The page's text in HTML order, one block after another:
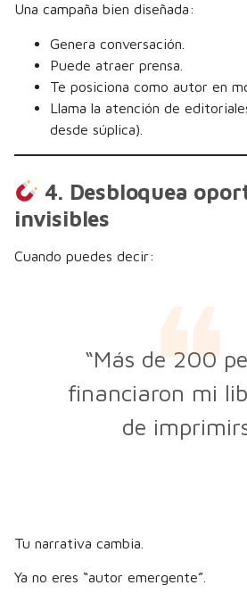
Una campaña bien diseñada:
Genera conversación.
Puede atraer prensa.
Te posiciona como autor en
Llama la atención de
desde súplica).
4. Desbloquea
invisibles
Cuando puedes decir:
“Más de 200
financiaron mi
de
Tu narrativa cambia.
Ya no eres “autor emergente”.